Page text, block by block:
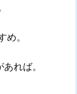
。
れば。